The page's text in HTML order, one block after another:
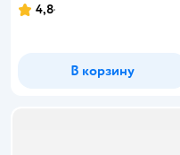
4,8
В корзину